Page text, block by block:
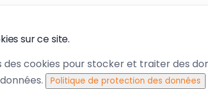
sur ce site.
des cookies pour stocker et traiter des
Politique de protection des données